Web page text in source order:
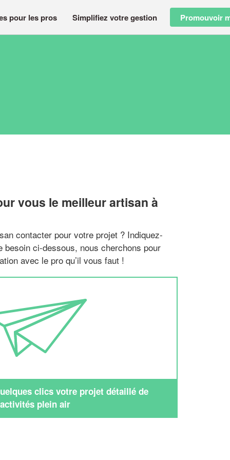
pour les pros Simplifiez votre gestion Promouvoir
vous le meilleur artisan à
contacter pour votre projet ? Indiquez-
besoin ci-dessous, nous cherchons pour
avec le pro qu’il vous faut !
clics votre projet détaillé de
activités plein air